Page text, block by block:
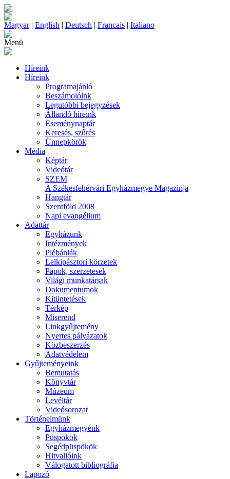
Magyar| English | Deutsch | Francais | Italiano
Menü
Híreink
Híreink
Programajánló
Beszámolóink
Legutóbbi bejegyzések
Állandó híreink
Eseménynaptár
Keresés, szűrés
Ünnepkörök
Média
Képtár
Videótár
SZEM
A Székesfehérvári Egyházmegye Magazinja
Hangtár
Szentföld 2008
Napi evangélium
Adattár
Egyházunk
Intézmények
Plébániák
Lelkipásztori körzetek
Papok, szerzetesek
Világi munkatársak
Dokumentumok
Kitüntetések
Térkép
Miserend
Linkgyűjtemény
Nyertes pályázatok
Közbeszerzés
Adatvédelem
Gyűjteményeink
Bemutatás
Könyvtár
Múzeum
Levéltár
Videósorozat
Történelmünk
Egyházmegyénk
Püspökök
Segédpüspökök
Hitvallóink
Válogatott bibliográfia
Lapozó